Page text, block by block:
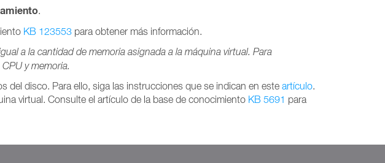
.
KB 123553 para obtener más información.
a la cantidad de memoria asignada a la máquina virtual. Para
y memoria.
del disco. Para ello, siga las instrucciones que se indican en este artículo.
virtual. Consulte el artículo de la base de conocimiento KB 5691 para